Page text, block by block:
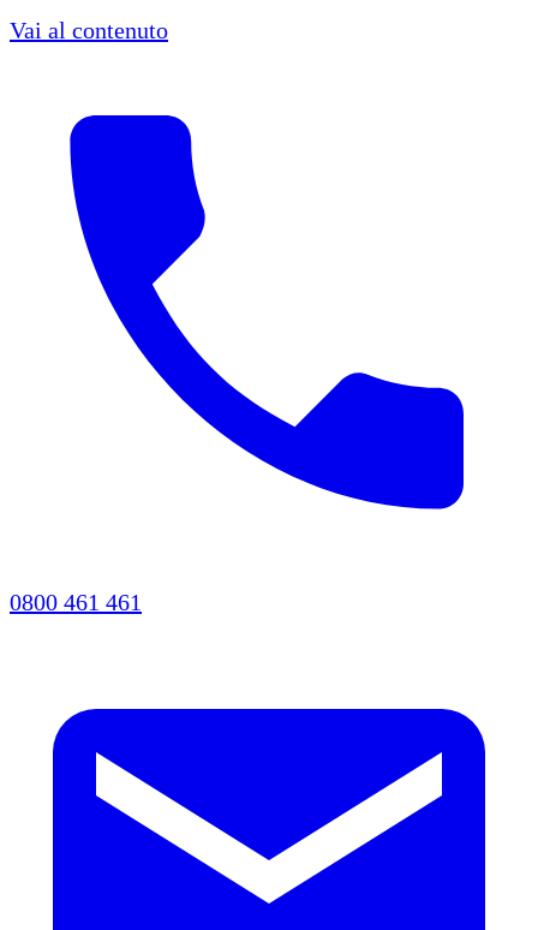
Vai al contenuto
0800 461 461